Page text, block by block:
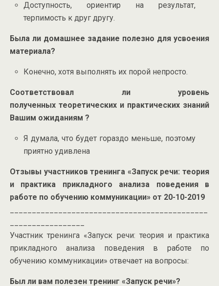
Доступность, ориентир на результат,
терпимость к друг другу.
Была ли домашнее задание полезно для усвоения
материала?
Конечно, хотя выполнять их порой непросто.
Соответствовал ли уровень
полученных теоретических и практических знаний
Вашим ожиданиям ?
Я думала, что будет гораздо меньше, поэтому
приятно удивлена
Отзывы участников тренинга «Запуск речи: теория
и практика прикладного анализа поведения в
работе по обучению коммуникации» от 20-10-2019
Участник тренинга «Запуск речи: теория и практика
прикладного анализа поведения в работе по
обучению коммуникации» отвечает на вопросы:
Был ли вам полезен тренинг «Запуск речи»?